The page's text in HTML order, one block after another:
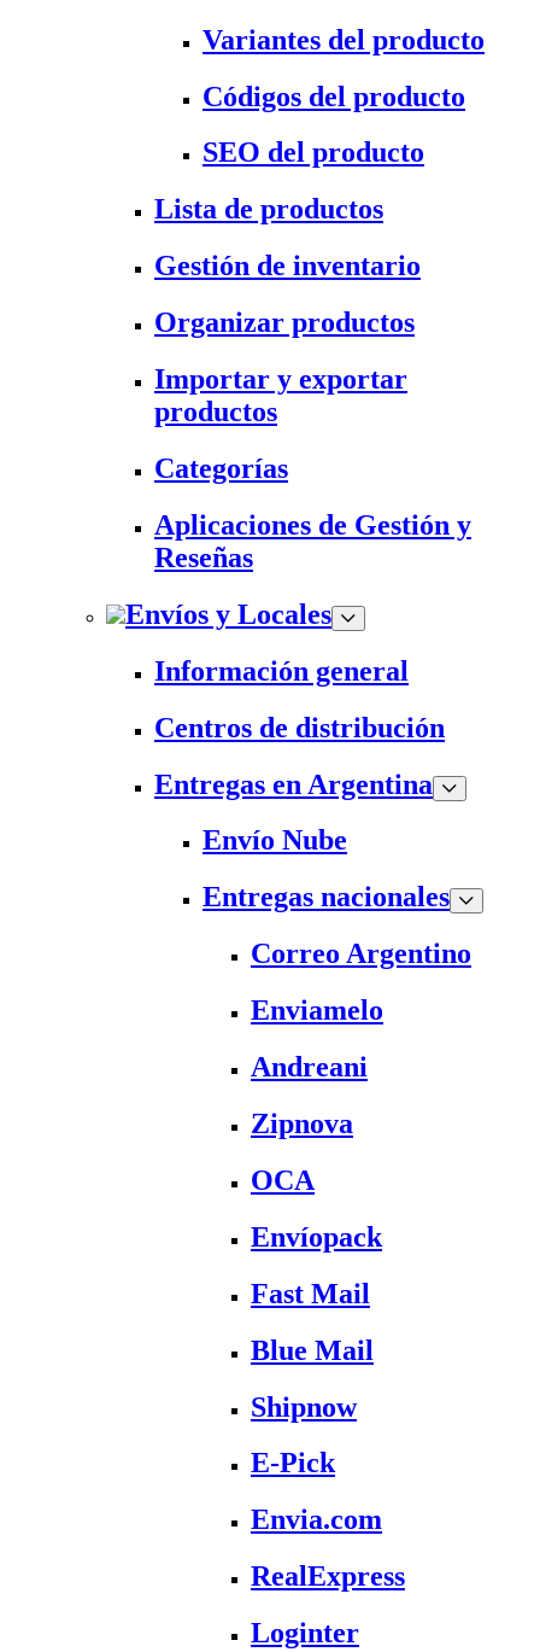
Variantes del producto
Códigos del producto
SEO del producto
Lista de productos
Gestión de inventario
Organizar productos
Importar y exportar
productos
Categorías
Aplicaciones de Gestión y
Reseñas
Envíos y Locales
Información general
Centros de distribución
Entregas en Argentina
Envío Nube
Entregas nacionales
Correo Argentino
Enviamelo
Andreani
Zipnova
OCA
Envíopack
Fast Mail
Blue Mail
Shipnow
E-Pick
Envia.com
RealExpress
Loginter